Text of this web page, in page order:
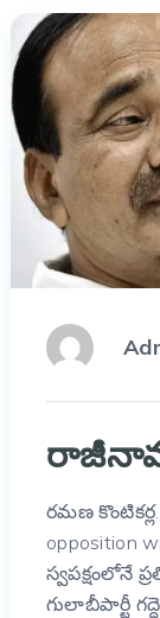
రమణ
opposition
స్వపక్షంలోనే
గులాబీపార్టీ